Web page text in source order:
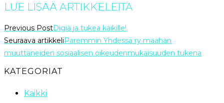
LUE LISÄÄ ARTIKKELEITA
Previous PostDigiä ja tukea kaikille!
Seuraava artikkeli Paremmin Yhdessä ry maahan
muuttaneiden sosiaalisen oikeudenmukaisuuden tukena
KATEGORIAT
Kaikki